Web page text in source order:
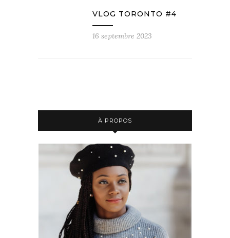
VLOG TORONTO #4
16 septembre 2023
À PROPOS